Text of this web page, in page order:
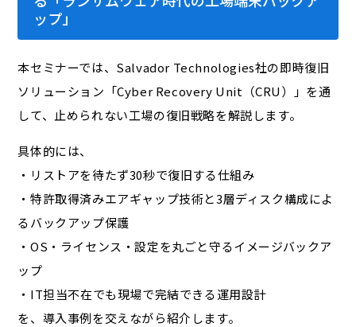
ップ」
本セミナーでは、Salvador Technologies社の即時復旧
ソリューション「Cyber Recovery Unit（CRU）」を通
して、止められない工場の復旧戦略を解説します。
具体的には、
・リストアを待たず30秒で復旧する仕組み
・特許取得済みエアギャップ技術と3層ディスク構成によ
るバックアップ保護
・OS・ライセンス・設定を丸ごと守るイメージバックア
ップ
・IT担当不在でも現場で完結できる運用設計
を、導入事例を交えながら紹介します。